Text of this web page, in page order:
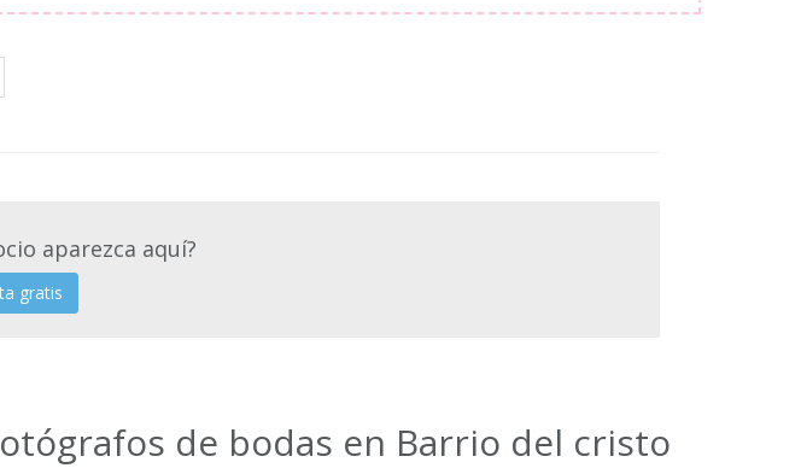
aparezca aquí?
gratis
de bodas en Barrio del cristo